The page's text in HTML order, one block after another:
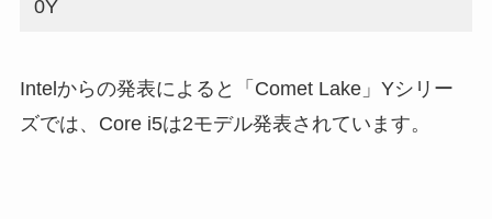
0Y
Intelからの発表によると「Comet Lake」Yシリー
ズでは、Core i5は2モデル発表されています。